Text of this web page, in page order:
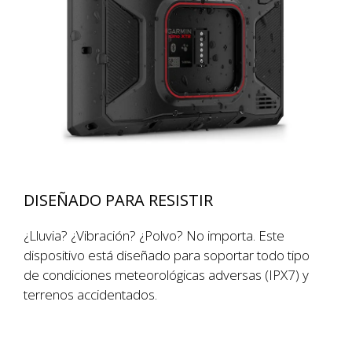
DISEÑADO PARA RESISTIR
¿Lluvia? ¿Vibración? ¿Polvo? No importa. Este
dispositivo está diseñado para soportar todo tipo
de condiciones meteorológicas adversas (IPX7) y
terrenos accidentados.